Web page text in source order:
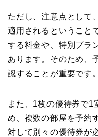
ただし、注意点として
適用されるということ
する料金や、特別プラ
あります。そのため、
認することが重要です。
また、1枚の優待券で1
め、複数の部屋を予約
対して別々の優待券が